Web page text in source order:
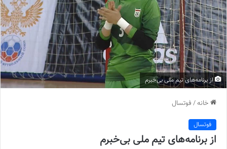
از برنامه‌های تیم ملی بی‌خبرم
خانه/ فوتسال
فوتسال
از برنامه‌های تیم ملی بی‌خبرم